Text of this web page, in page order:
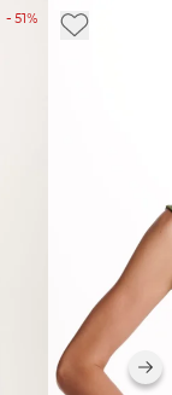
- 51%